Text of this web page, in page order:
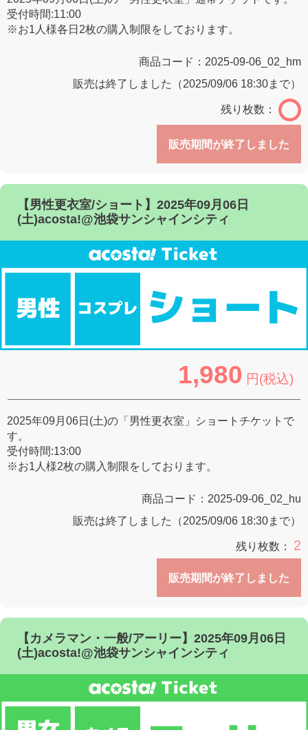
受付時間:11:00
※お1人様各日2枚の購入制限をしております。
商品コード： 2025-09-06_02_hm
販売は終了しました（2025/09/06 18:30まで）
残り枚数：
販売期間が終了しました
【男性更衣室/ショート】2025年09月06日
(土)acosta!@池袋サンシャインシティ
1,980 円(税込)
2025年09月06日(土)の「男性更衣室」ショートチケットで
す。
受付時間:13:00
※お1人様2枚の購入制限をしております。
商品コード： 2025-09-06_02_hu
販売は終了しました（2025/09/06 18:30まで）
残り枚数： 2
販売期間が終了しました
【カメラマン・一般/アーリー】2025年09月06日
(土)acosta!@池袋サンシャインシティ